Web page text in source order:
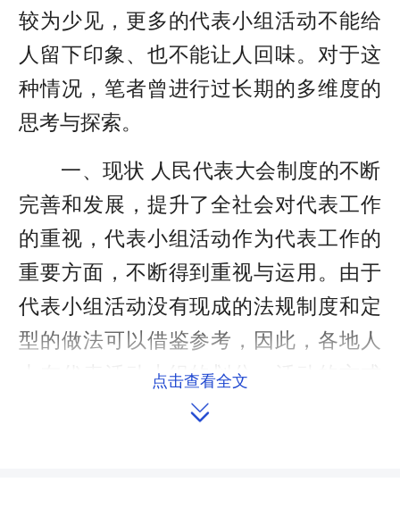
较为少见，更多的代表小组活动不能给
人留下印象、也不能让人回味。对于这
种情况，笔者曾进行过长期的多维度的
思考与探索。
一、现状 人民代表大会制度的不断
完善和发展，提升了全社会对代表工作
的重视，代表小组活动作为代表工作的
重要方面，不断得到重视与运用。由于
代表小组活动没有现成的法规制度和定
型的做法可以借鉴参考，因此，各地人
大在代表活动小组的划分、活动的方式
方法和活动的主题等各个方面可谓智者
点击查看全文
